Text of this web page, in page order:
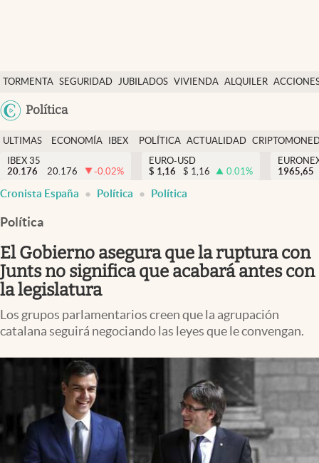
TORMENTA SEGURIDAD JUBILADOS VIVIENDA ALQUILER
USA
Política
Economía y finanzas
Política
Actualidad
Criptomonedas
España
ULTIMAS
NOTICIAS
ECONOMÍA
FINANZAS
IBEX
EURO
POLÍTICA ACTUALIDAD
IBEX 35
20.176
20.176 -0.02%
EURO-USD
$ 1,16 $ 1,16 0.01%
1965,65
Cronista España Política Política
Política
El Gobierno asegura que la ruptura con
Junts no significa que acabará antes con
la legislatura
Los grupos parlamentarios creen que la agrupación
catalana seguirá negociando las leyes que le convengan.